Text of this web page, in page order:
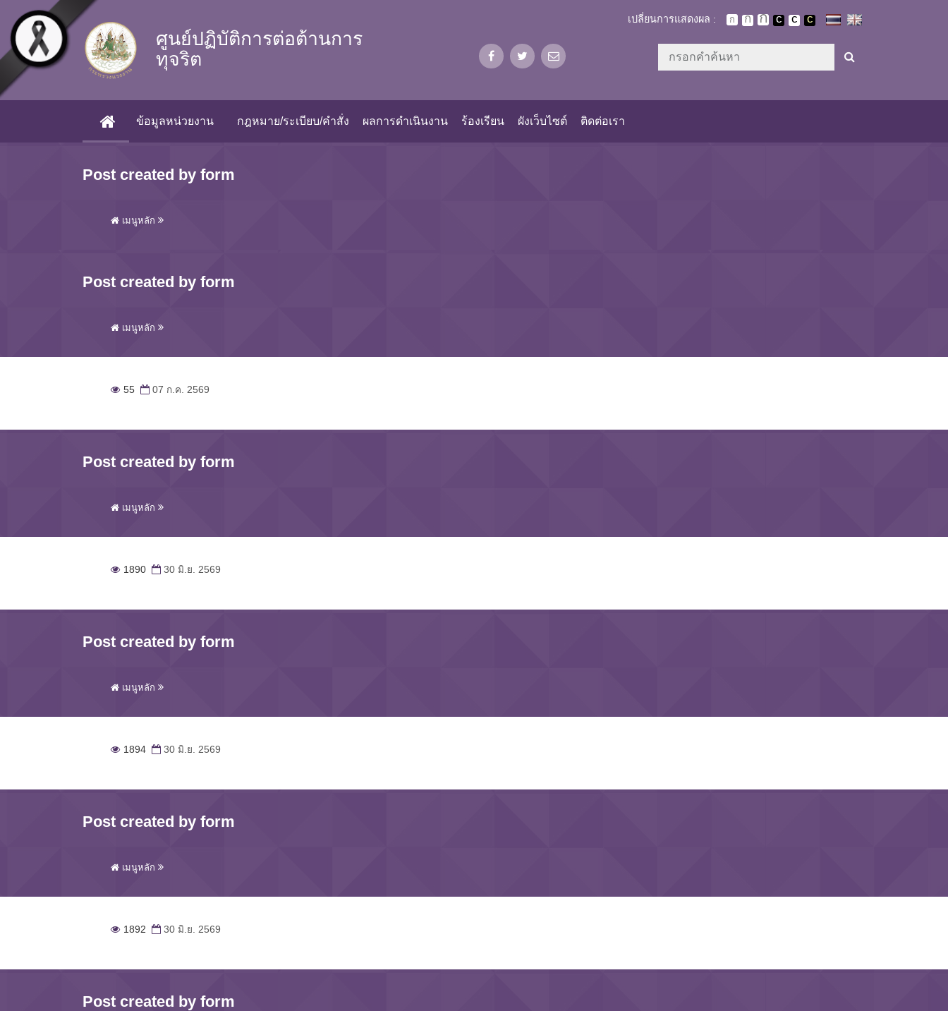
Skip to main content
ศูนย์ปฏิบัติการต่อต้านการ
ทุจริต
เปลี่ยนการแสดงผล :
(CURRENT)
ข้อมูลหน่วยงาน กฎหมาย/ระเบียบ/คำสั่ง ผลการดำเนินงาน ร้องเรียน ผังเว็บไซต์ ติดต่อเรา
Post created by form
เมนูหลัก
Post created by form
เมนูหลัก
55 07 ก.ค. 2569
Post created by form
เมนูหลัก
1890 30 มิ.ย. 2569
Post created by form
เมนูหลัก
1894 30 มิ.ย. 2569
Post created by form
เมนูหลัก
1892 30 มิ.ย. 2569
Post created by form